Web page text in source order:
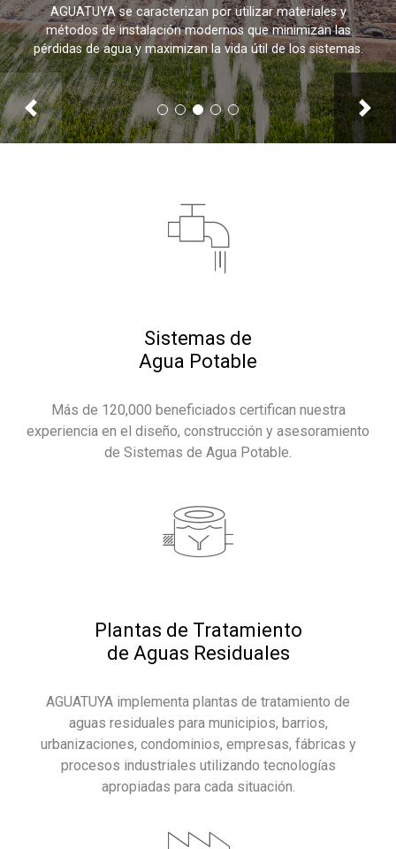
GESTIÓN DE RESIDUOS SÓLIDOS
ECO SAN
COMUNICACIÓN Y GESTIÓN DEL CONOCIMIENTO
CONVOCATORIAS
AGUATUYA se caracterizan por utilizar materiales y
métodos de instalación modernos que minimizan las
pérdidas de agua y maximizan la vida útil de los sistemas.
Previous Next
Sistemas de
Agua Potable
Más de 120,000 beneficiados certifican nuestra
experiencia en el diseño, construcción y asesoramiento
de Sistemas de Agua Potable.
Plantas de Tratamiento
de Aguas Residuales
AGUATUYA implementa plantas de tratamiento de
aguas residuales para municipios, barrios,
urbanizaciones, condominios, empresas, fábricas y
procesos industriales utilizando tecnologías
apropiadas para cada situación.